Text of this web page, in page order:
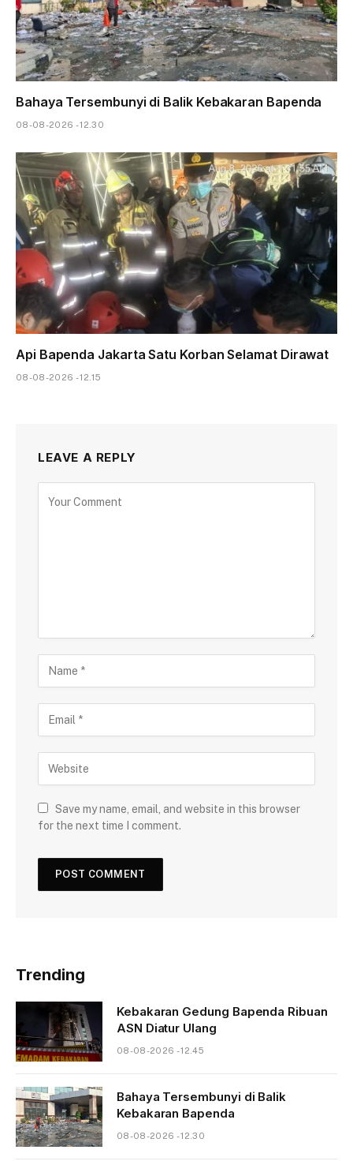
Bahaya Tersembunyi di Balik Kebakaran Bapenda
08-08-2026 - 12.30
Api Bapenda Jakarta Satu Korban Selamat Dirawat
08-08-2026 - 12.15
LEAVE A REPLY
Save my name, email, and website in this browser
for the next time I comment.
Trending
Kebakaran Gedung Bapenda Ribuan
ASN Diatur Ulang
08-08-2026 - 12.45
Bahaya Tersembunyi di Balik
Kebakaran Bapenda
08-08-2026 - 12.30